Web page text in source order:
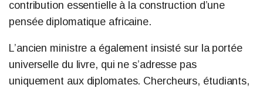
contribution essentielle à la construction d’une
pensée diplomatique africaine.
L’ancien ministre a également insisté sur la portée
universelle du livre, qui ne s’adresse pas
uniquement aux diplomates. Chercheurs, étudiants,